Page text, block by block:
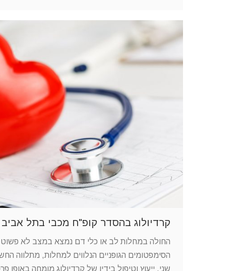
קרדיולוג בהסדר קופ"ח מכבי בתל אביב
החולה במחלות לב או כלי דם נמצא במצב לא
הסימפטומים הגופניים הנלווים למחלות, מתלווה
שני, ייעוץ וטיפול בידיו של קרדיולוג מומחה באופן